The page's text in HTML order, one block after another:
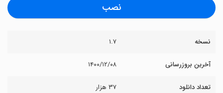
نصب
نسخه ۱.۷
آخرین بروزرسانی ۱۴۰۰/۱۲/۰۸
تعداد دانلود ۳۷ هزار